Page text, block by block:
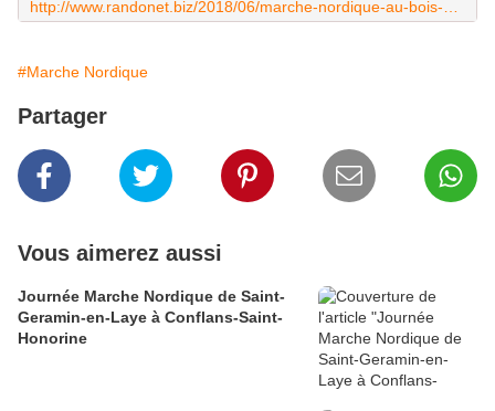
#Marche Nordique
Partager
Vous aimerez aussi
Journée Marche Nordique de Saint-
Geramin-en-Laye à Conflans-Saint-
Honorine